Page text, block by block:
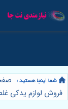
فروش لوازم یدکی